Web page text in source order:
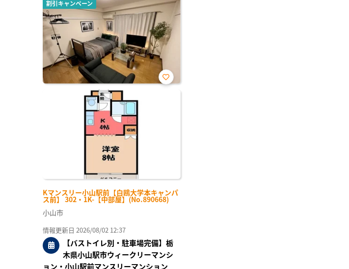
割引キャンペーン
Kマンスリー小山駅前【白鴎大学本キャンパ
ス前】 302・1K-【中部屋】(No.890668)
お気
小山市
情報更新日 2026/08/02 12:37
【バストイレ別・駐車場完備】栃
木県小山駅市ウィークリーマンシ
ョン・小山駅前マンスリーマンション